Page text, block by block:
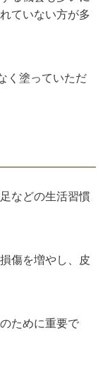
ていない方が多
く塗っていただ
などの生活習慣
傷を増やし、皮
ために重要で